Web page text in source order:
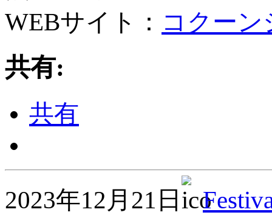
WEBサイト： コクーン
共有:
共有
2023年12月21日